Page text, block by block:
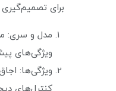
برای
مدل و سری:
ویژگی‌های
ویژگی‌ها: